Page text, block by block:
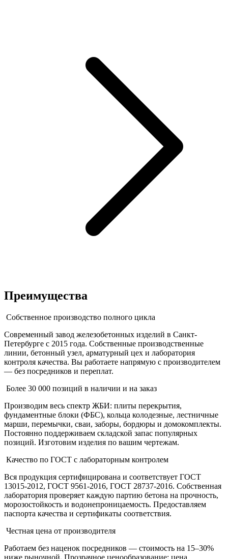
Преимущества
Собственное производство полного цикла
Современный завод железобетонных изделий в Санкт-
Петербурге с 2015 года. Собственные производственные
линии, бетонный узел, арматурный цех и лаборатория
контроля качества. Вы работаете напрямую с производителем
— без посредников и переплат.
Более 30 000 позиций в наличии и на заказ
Производим весь спектр ЖБИ: плиты перекрытия,
фундаментные блоки (ФБС), кольца колодезные, лестничные
марши, перемычки, сваи, заборы, бордюры и домокомплекты.
Постоянно поддерживаем складской запас популярных
позиций. Изготовим изделия по вашим чертежам.
Качество по ГОСТ с лабораторным контролем
Вся продукция сертифицирована и соответствует ГОСТ
13015-2012, ГОСТ 9561-2016, ГОСТ 28737-2016. Собственная
лаборатория проверяет каждую партию бетона на прочность,
морозостойкость и водонепроницаемость. Предоставляем
паспорта качества и сертификаты соответствия.
Честная цена от производителя
Работаем без наценок посредников — стоимость на 15–30%
ниже рыночной. Прозрачное ценообразование: цена